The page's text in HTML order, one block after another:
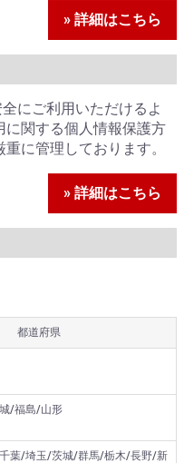
» 詳細はこちら
にご利用いただけるよ
に関する個人情報保護方
に管理しております。
» 詳細はこちら
都道府県
/福島/山形
葉/埼玉/茨城/群馬/栃木/長野/新